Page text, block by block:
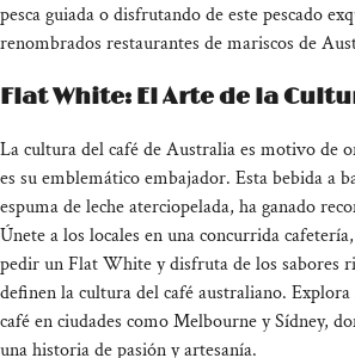
pesca guiada o disfrutando de este pescado
renombrados restaurantes de mariscos de
Flat White: El Arte de la
La cultura del café de Australia es motivo de
es su emblemático embajador. Esta bebida a
espuma de leche aterciopelada, ha ganado
Únete a los locales en una concurrida
pedir un Flat White y disfruta de los sabores
definen la cultura del café australiano. Explora
café en ciudades como Melbourne y Sídney,
una historia de pasión y artesanía.